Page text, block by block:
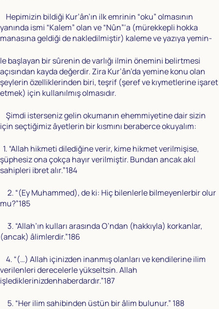
Hepimizin bildiği Kur’ân’ın ilk emrinin “oku” olmasının
yanında ismi “Kalem” olan ve “Nûn”‘a (mürekkepli hokka
manasına geldiği de nakledilmiştir) kaleme ve yazıya yemin-
le başlayan bir sûrenin de varlığı ilmin önemini belirtmesi
açısından kayda değerdir. Zira Kur’ân’da yemine konu olan
şeylerin özelliklerinden biri, teşrif (şeref ve kıymetlerine işaret
etmek) için kullanılmış olmasıdır.
Şimdi isterseniz gelin okumanın ehemmiyetine dair sizin
için seçtiğimiz âyetlerin bir kısmını beraberce okuyalım:
1. “Allah hikmeti dilediğine verir, kime hikmet verilmişise,
şüphesiz ona çokça hayır verilmiştir. Bundan ancak akıl
sahipleri ibret alır.”184
2. “(Ey Muhammed), de ki: Hiç bilenlerle bilmeyenlerbir olur
mu?”185
3. “Allah’ın kulları arasında O’ndan (hakkıyla) korkanlar,
(ancak) âlimlerdir.”186
4. “(…) Allah içinizden inanmış olanları ve kendilerine ilim
verilenleri derecelerle yükseltsin. Allah
işlediklerinizdenhaberdardır.”187
5. “Her ilim sahibinden üstün bir âlim bulunur.” 188